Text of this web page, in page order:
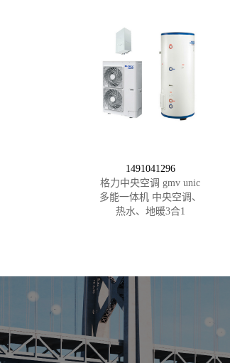
1491041296
格力中央空调 gmv unic
多能一体机 中央空调、
热水、地暖3合1